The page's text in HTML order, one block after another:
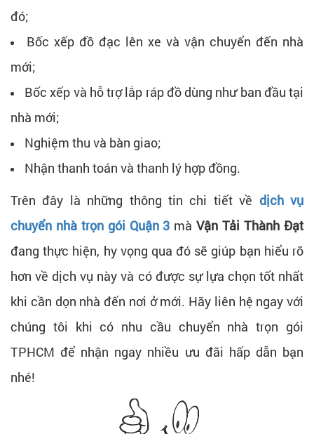
đó;
Bốc xếp đồ đạc lên xe và vận chuyển đến nhà
mới;
Bốc xếp và hỗ trợ lắp ráp đồ dùng như ban đầu tại
nhà mới;
Nghiệm thu và bàn giao;
Nhận thanh toán và thanh lý hợp đồng.
Trên đây là những thông tin chi tiết về dịch vụ
chuyển nhà trọn gói Quận 3 màVận Tải Thành Đạt
đang thực hiện, hy vọng qua đó sẽ giúp bạn hiểu rõ
hơn về dịch vụ này và có được sự lựa chọn tốt nhất
khi cần dọn nhà đến nơi ở mới. Hãy liên hệ ngay với
chúng tôi khi có nhu cầu chuyển nhà trọn gói
TPHCM để nhận ngay nhiều ưu đãi hấp dẫn bạn
nhé!